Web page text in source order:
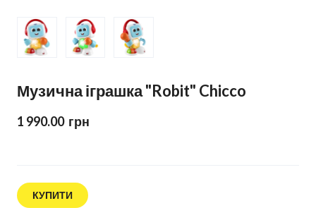
Музична іграшка "Robit" Chicco
1 990.00  грн
КУПИТИ